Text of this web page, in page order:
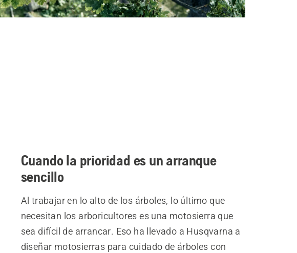
Cuando la prioridad es un arranque
sencillo
Al trabajar en lo alto de los árboles, lo último que
necesitan los arboricultores es una motosierra que
sea difícil de arrancar. Eso ha llevado a Husqvarna a
diseñar motosierras para cuidado de árboles con